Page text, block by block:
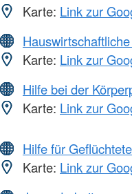
Karte: Link zur
Karte: Link zur
Hilfe bei der
Karte: Link zur
Hilfe für Geflüchtete
Karte: Link zur